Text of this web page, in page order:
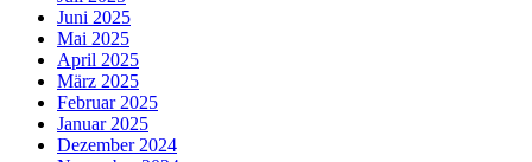
Juni 2025
Mai 2025
April 2025
März 2025
Februar 2025
Januar 2025
Dezember 2024